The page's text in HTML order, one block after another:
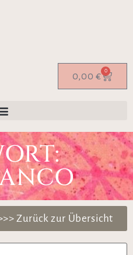
0,00 € 0
Zurück zur Übersicht